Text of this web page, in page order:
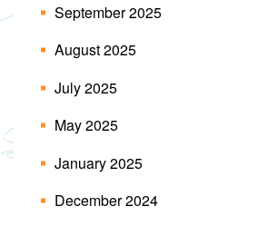
September 2025
August 2025
July 2025
May 2025
January 2025
December 2024